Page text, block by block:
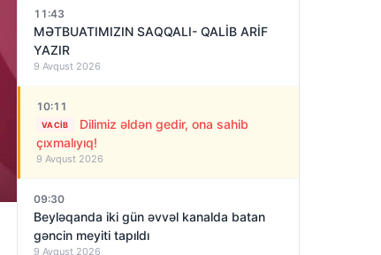
11:43
MƏTBUATIMIZIN SAQQALI- QALİB ARİF
YAZIR
9 Avqust 2026
10:11
VACIB
Dilimiz əldən gedir, ona sahib
çıxmalıyıq!
9 Avqust 2026
09:30
Beyləqanda iki gün əvvəl kanalda batan
gəncin meyiti tapıldı
9 Avqust 2026